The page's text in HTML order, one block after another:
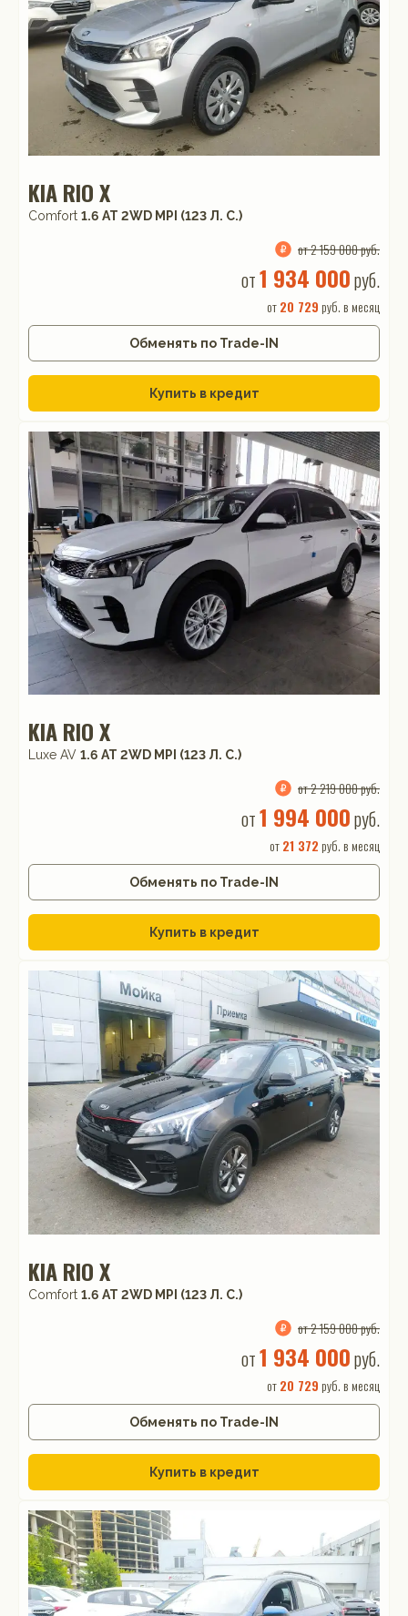
KIA RIO X
Comfort 1.6 АТ 2WD MPI (123 Л. C.)
от 2 159 000 руб.
от1 934 000руб.
от20 729 руб. в месяц
Обменять по Trade-IN
Купить в кредит
KIA RIO X
Luxe AV 1.6 АТ 2WD MPI (123 Л. C.)
от 2 219 000 руб.
от1 994 000руб.
от21 372 руб. в месяц
Обменять по Trade-IN
Купить в кредит
KIA RIO X
Comfort 1.6 АТ 2WD MPI (123 Л. C.)
от 2 159 000 руб.
от1 934 000руб.
от20 729 руб. в месяц
Обменять по Trade-IN
Купить в кредит